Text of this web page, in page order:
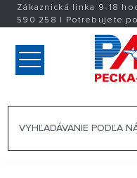
Zákaznická linka 9-18
590 258 | Potrebujete